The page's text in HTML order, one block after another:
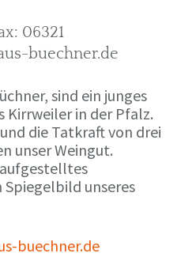
06321
buechner.de
sind ein junges
Kirrweiler in der Pfalz.
die Tatkraft von drei
unser Weingut.
unseres
buechner.de